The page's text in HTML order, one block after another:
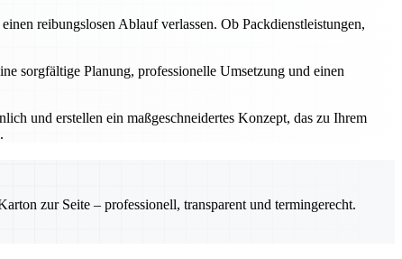
reibungslosen Ablauf verlassen. Ob Packdienstleistungen,
sorgfältige Planung, professionelle Umsetzung und einen
und erstellen ein maßgeschneidertes Konzept, das zu Ihrem
zur Seite – professionell, transparent und termingerecht.